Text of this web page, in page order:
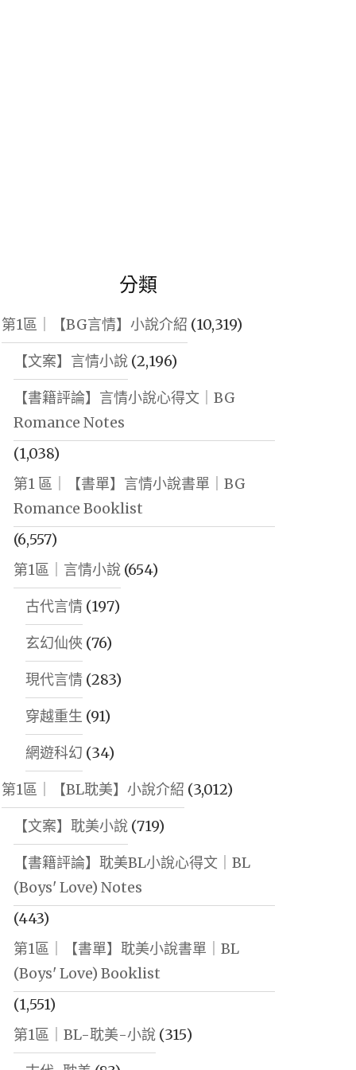
分類
第1區｜【BG言情】小說介紹 (10,319)
【文案】言情小說(2,196)
【書籍評論】言情小說心得文｜BG
Romance Notes
(1,038)
第1 區｜【書單】言情小說書單｜BG
Romance Booklist
(6,557)
第1區｜言情小說(654)
古代言情(197)
玄幻仙俠 (76)
現代言情(283)
穿越重生 (91)
網遊科幻 (34)
第1區｜【BL耽美】小說介紹 (3,012)
【文案】耽美小說(719)
【書籍評論】耽美BL小說心得文｜BL
(Boys' Love) Notes
(443)
第1區｜【書單】耽美小說書單｜BL
(Boys' Love) Booklist
(1,551)
第1區｜BL-耽美-小說(315)